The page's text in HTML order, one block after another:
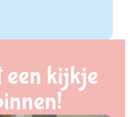
een kijkje